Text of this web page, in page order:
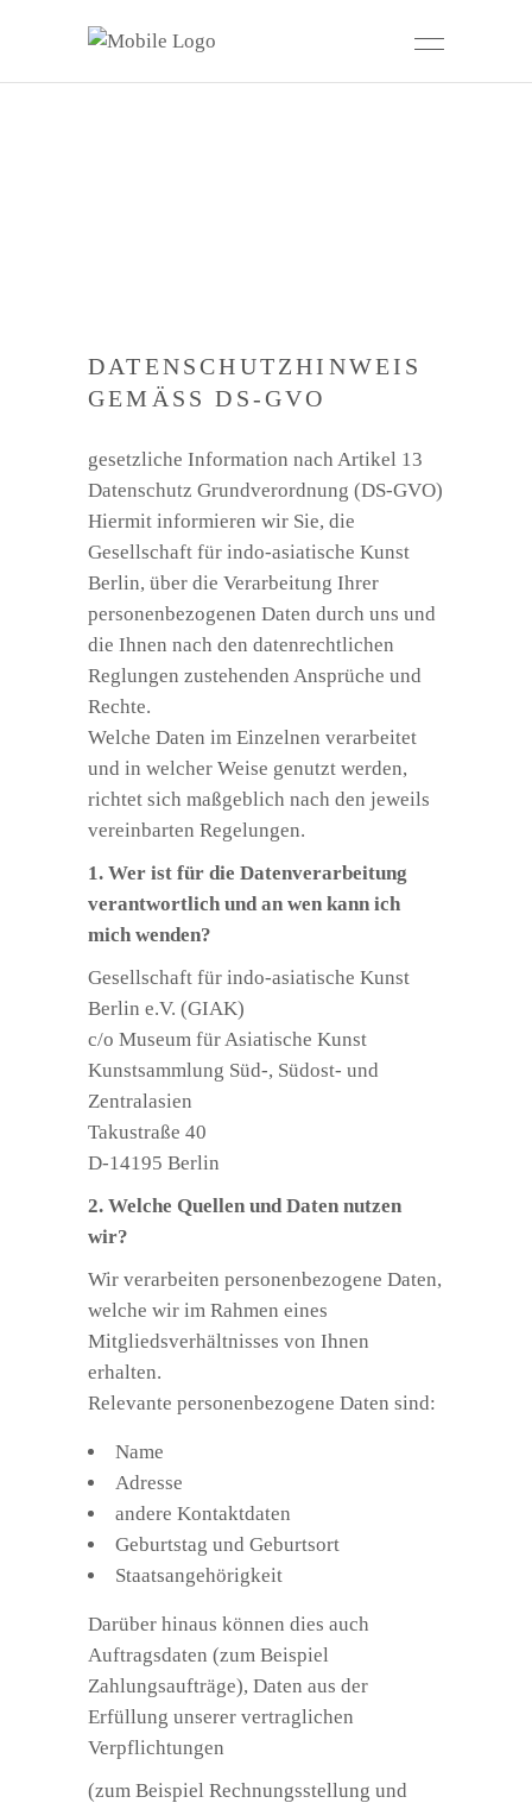
DATENSCHUTZHINWEIS
GEMÄSS DS-GVO
gesetzliche Information nach Artikel 13
Datenschutz Grundverordnung (DS-GVO)
Hiermit informieren wir Sie, die
Gesellschaft für indo-asiatische Kunst
Berlin, über die Verarbeitung Ihrer
personenbezogenen Daten durch uns und
die Ihnen nach den datenrechtlichen
Reglungen zustehenden Ansprüche und
Rechte.
Welche Daten im Einzelnen verarbeitet
und in welcher Weise genutzt werden,
richtet sich maßgeblich nach den jeweils
vereinbarten Regelungen.
1. Wer ist für die Datenverarbeitung
verantwortlich und an wen kann ich
mich wenden?
Gesellschaft für indo-asiatische Kunst
Berlin e.V. (GIAK)
c/o Museum für Asiatische Kunst
Kunstsammlung Süd-, Südost- und
Zentralasien
Takustraße 40
D-14195 Berlin
2. Welche Quellen und Daten nutzen
wir?
Wir verarbeiten personenbezogene Daten,
welche wir im Rahmen eines
Mitgliedsverhältnisses von Ihnen
erhalten.
Relevante personenbezogene Daten sind:
Name
Adresse
andere Kontaktdaten
Geburtstag und Geburtsort
Staatsangehörigkeit
Darüber hinaus können dies auch
Auftragsdaten (zum Beispiel
Zahlungsaufträge), Daten aus der
Erfüllung unserer vertraglichen
Verpflichtungen
(zum Beispiel Rechnungsstellung und